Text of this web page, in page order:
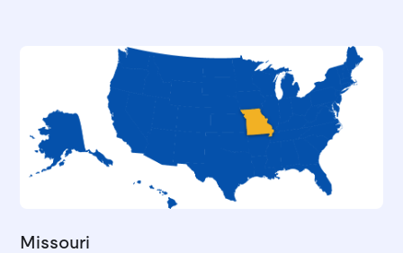
Missouri